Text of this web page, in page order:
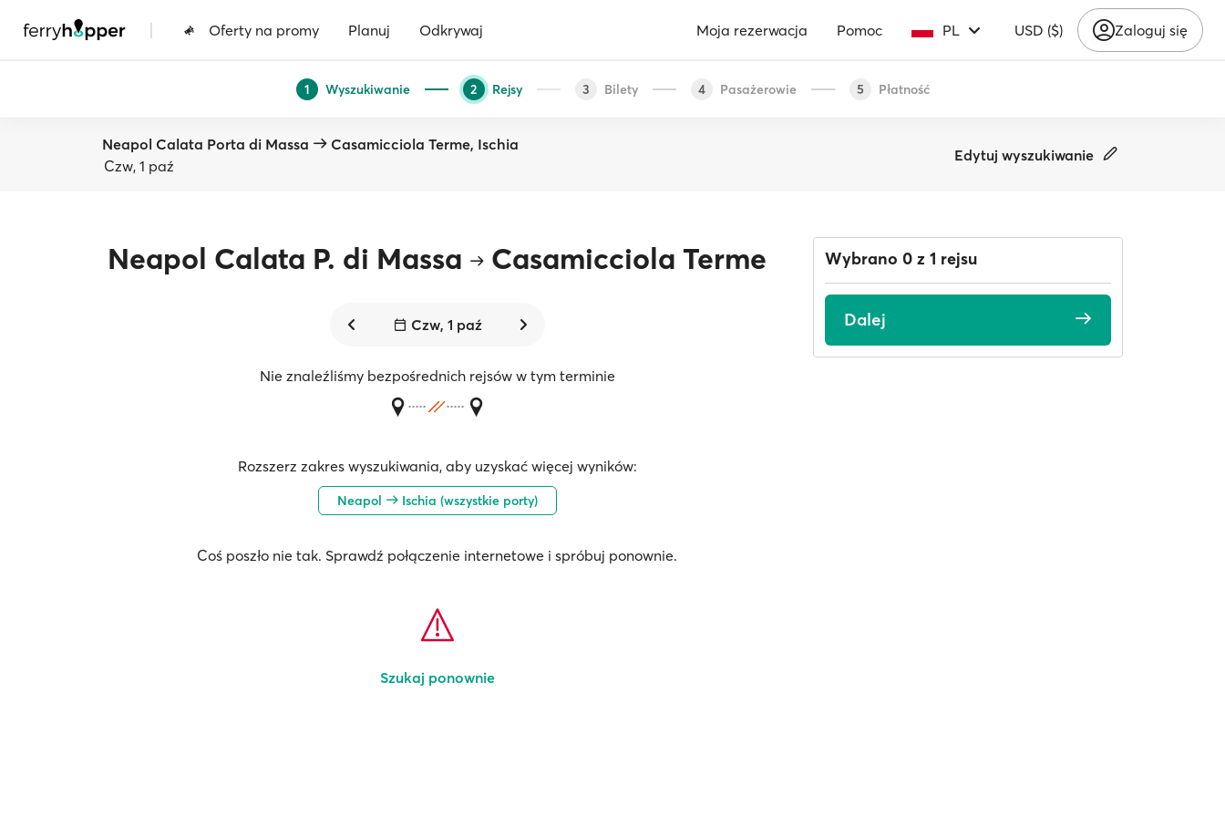
| Oferty na promy Planuj Odkrywaj Moja rezerwacja Pomoc PL USD ($) Zaloguj się
1 Wyszukiwanie 2 Rejsy 3 Bilety 4 Pasażerowie 5 Płatność
Neapol Calata Porta di Massa
Casamicciola Terme, Ischia
Czw, 1 paź
Edytuj wyszukiwanie
Neapol Calata P. di Massa Casamicciola Terme
Czw, 1 paź
Nie znaleźliśmy bezpośrednich rejsów w tym terminie
Rozszerz zakres wyszukiwania, aby uzyskać więcej wyników:
Neapol Ischia (wszystkie porty)
Coś poszło nie tak. Sprawdź połączenie internetowe i spróbuj ponownie.
Szukaj ponownie
Wybrano 0 z 1 rejsu
Dalej